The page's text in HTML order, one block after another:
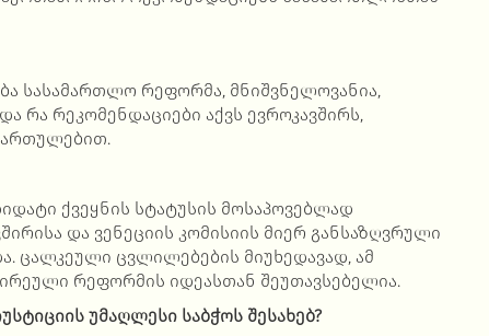
სასამართლო რეფორმა, მნიშვნელოვანია,
რა რეკომენდაციები აქვს ევროკავშირს,
ქვეყნის სტატუსის მოსაპოვებლად
და ვენეციის კომისიის მიერ განსაზღვრული
ცალკეული ცვლილებების მიუხედავად, ამ
რეფორმის იდეასთან შეუთავსებელია.
უმაღლესი საბჭოს შესახებ?